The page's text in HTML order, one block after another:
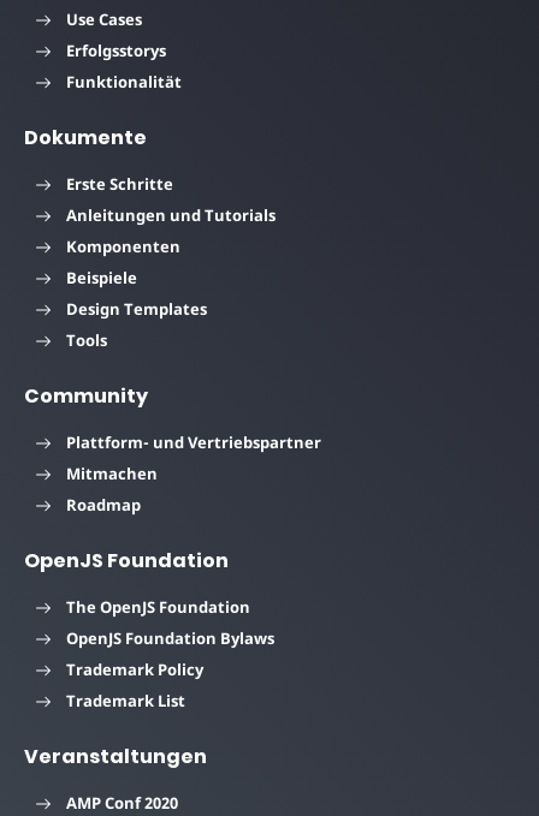
Use Cases
Erfolgsstorys
Funktionalität
Dokumente
Erste Schritte
Anleitungen und Tutorials
Komponenten
Beispiele
Design Templates
Tools
Community
Plattform- und Vertriebspartner
Mitmachen
Roadmap
OpenJS Foundation
The OpenJS Foundation
OpenJS Foundation Bylaws
Trademark Policy
Trademark List
Veranstaltungen
AMP Conf 2020